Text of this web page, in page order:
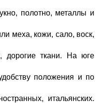
полотно, металлы и
меха, кожи, сало, воск,
дорогие ткани. На юге
положения и по
итальянских.